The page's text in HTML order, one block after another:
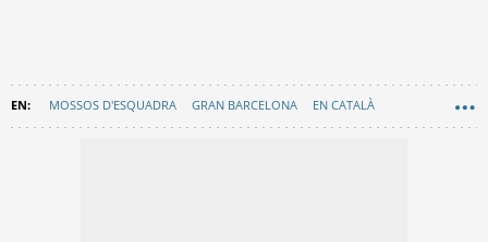
MOSSOS D'ESQUADRA GRAN BARCELONA EN CATALÀ